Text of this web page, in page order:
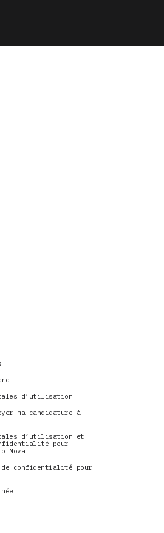
d’utilisation
ma candidature à
d’utilisation et
pour
Nova
de confidentialité pour